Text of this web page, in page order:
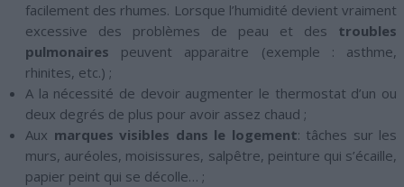
facilement des rhumes. Lorsque l’humidité devient vraiment
excessive des problèmes de peau et des troubles
pulmonaires peuvent apparaitre (exemple : asthme,
rhinites, etc.) ;
A la nécessité de devoir augmenter le thermostat d’un ou
deux degrés de plus pour avoir assez chaud ;
Aux marques visibles dans le logement: tâches sur les
murs, auréoles, moisissures, salpêtre, peinture qui s’écaille,
papier peint qui se décolle… ;